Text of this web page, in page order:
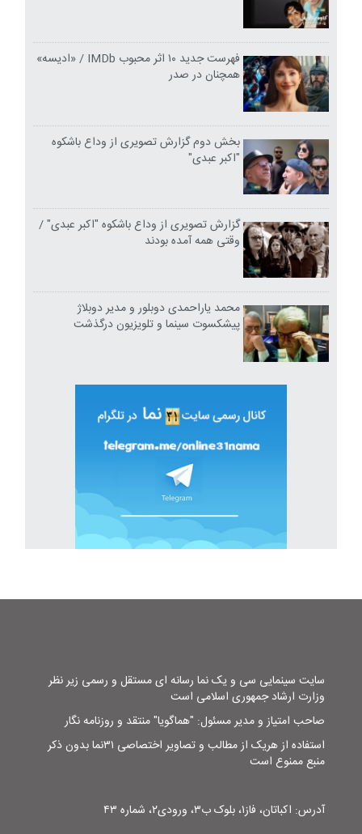
فهرست جدید ۱۰ اثر محبوب IMDb / «ادیسه»
همچنان در صدر
بخش دوم گزارش تصویری از وداع باشکوه
"اکبر عبدی"
گزارش تصویری از وداع باشکوه "اکبر عبدی" /
وقتی همه آمده بودند
محمد یاراحمدی دوبلور و مدیر دوبلاژ
پیشکسوت سینما و تلویزیون درگذشت
سایت سینمایی سی و یک نما رسانه ای مستقل و رسمی زیر نظر
وزارت ارشاد جمهوری اسلامی است
صاحب امتیاز و مدیر مسئول: "هماگویا" منتقد و روزنامه نگار
استفاده از هریک از مطالب و تصاویر اختصاصی ۳۱نما بدون ذکر
منبع ممنوع است
آدرس: اکباتان، فاز۱، بلوک ب۳، ورودی۲، شماره ۴۳